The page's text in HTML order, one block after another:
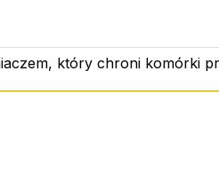
normalną dietę -
sposobu na
który chroni komórki